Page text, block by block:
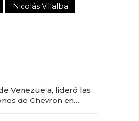
Nicolás Villalba
Venezuela, lideró las
de Chevron en